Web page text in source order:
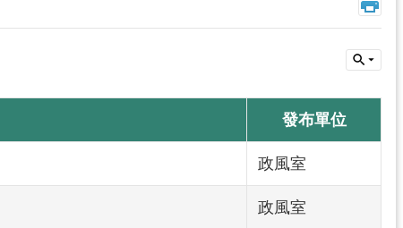
發布單位
政風室
政風室